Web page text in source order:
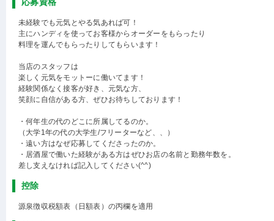
未経験でも元気とやる気あれば可！
主にハンディを使ってお客様からオーダーをもらったり
料理を運んでもらったりしてもらいます！
当店のスタッフは
楽しく元気をモットーに働いてます！
経験関係なく接客が好き、元気な方、
笑顔に自信がある方、ぜひお待ちしております！
・何年生の代のどこに所属してるのか。
（大学1年の代の大学生/フリーターなど、、）
・遠い方はなぜ応募してくださったのか。
・居酒屋で働いた経験がある方はぜひお店の名前と勤務年数を。
差し支えなければ記入してください(^^)
控除
源泉徴収税額表（日額表）の丙欄を適用